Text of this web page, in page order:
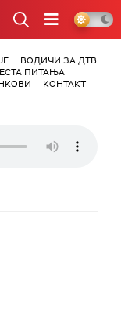
ВОДИЧИ ЗА ДТВ
ПИТАЊА
КОНТАКТ